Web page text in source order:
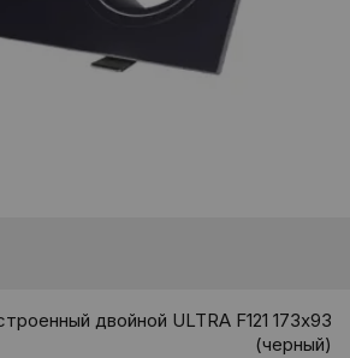
двойной ULTRA F121 173х93
(черный)